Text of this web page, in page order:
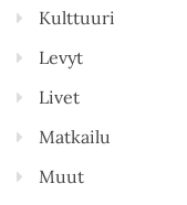
Kulttuuri
Levyt
Livet
Matkailu
Muut